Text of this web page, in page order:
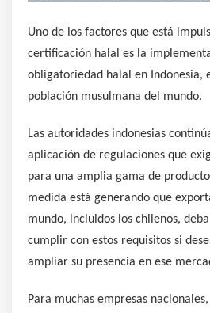
Uno de los factores que está
certificación halal es la
obligatoriedad halal en Indonesia,
población musulmana del mundo.
Las autoridades indonesias
aplicación de regulaciones que
para una amplia gama de
medida está generando que
mundo, incluidos los chilenos,
cumplir con estos requisitos si
ampliar su presencia en ese
Para muchas empresas